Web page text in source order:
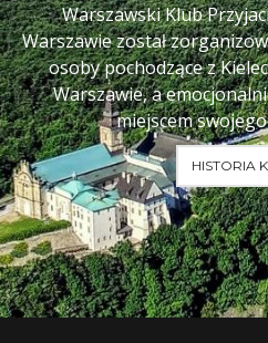
Warszawski Klub
Warszawie został
osoby pochodzące z
Warszawie, a
miejscem
HISTORIA